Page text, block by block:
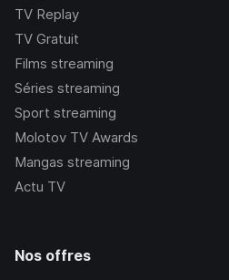
TV Replay
TV Gratuit
Films streaming
Séries streaming
Sport streaming
Molotov TV Awards
Mangas streaming
Actu TV
Nos offres